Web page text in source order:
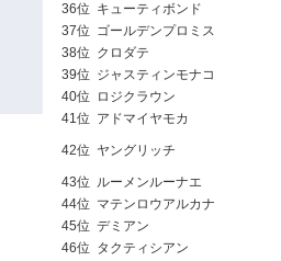
36位 キューティボンド
37位 ゴールデンプロミス
38位 クロダテ
39位 ジャスティンモナコ
40位 ロジクラウン
41位 アドマイヤモカ
42位 ヤングリッチ
43位 ルーメンルーナエ
44位 マテンロウアルカナ
45位 デミアン
46位 タクティシアン